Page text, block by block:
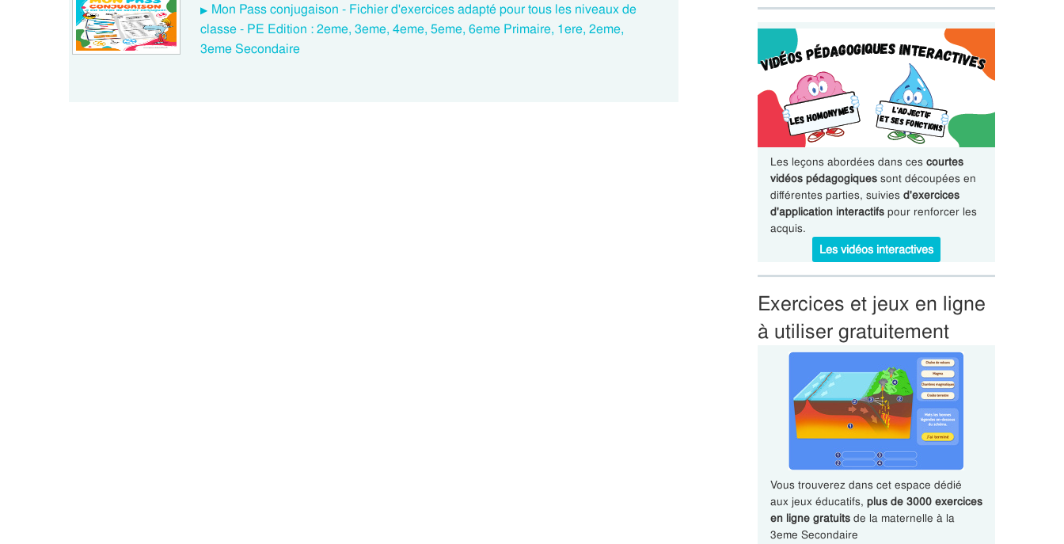
Mon Pass conjugaison - Fichier d'exercices adapté pour tous les niveaux de
classe - PE Edition : 2eme, 3eme, 4eme, 5eme, 6eme Primaire, 1ere, 2eme,
3eme Secondaire
Les leçons abordées dans ces courtes
vidéos pédagogiquessont découpées en
différentes parties, suivies d'exercices
d'application interactifspour renforcer les
acquis.
Les vidéos interactives
Exercices et jeux en ligne
à utiliser gratuitement
Vous trouverez dans cet espace dédié
aux jeux éducatifs, plus de 3000 exercices
en ligne gratuitsde la maternelle à la
3eme Secondaire